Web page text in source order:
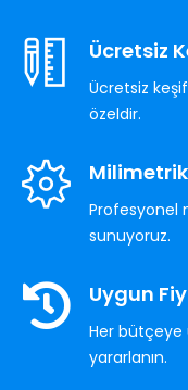
Ücretsiz
Ücretsiz
özeldir.
Profesyonel
sunuyoruz.
Uygun
Her bütçeye
yararlanın.